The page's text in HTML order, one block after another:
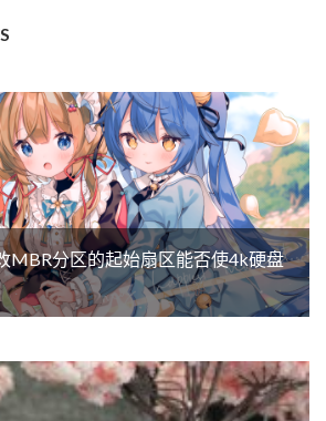
MBR分区的起始扇区能否使4k硬盘